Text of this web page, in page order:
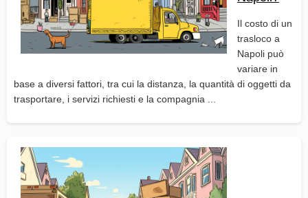
Il costo di un
trasloco a
Napoli può
variare in
base a diversi fattori, tra cui la distanza, la quantità di oggetti da
trasportare, i servizi richiesti e la compagnia ...